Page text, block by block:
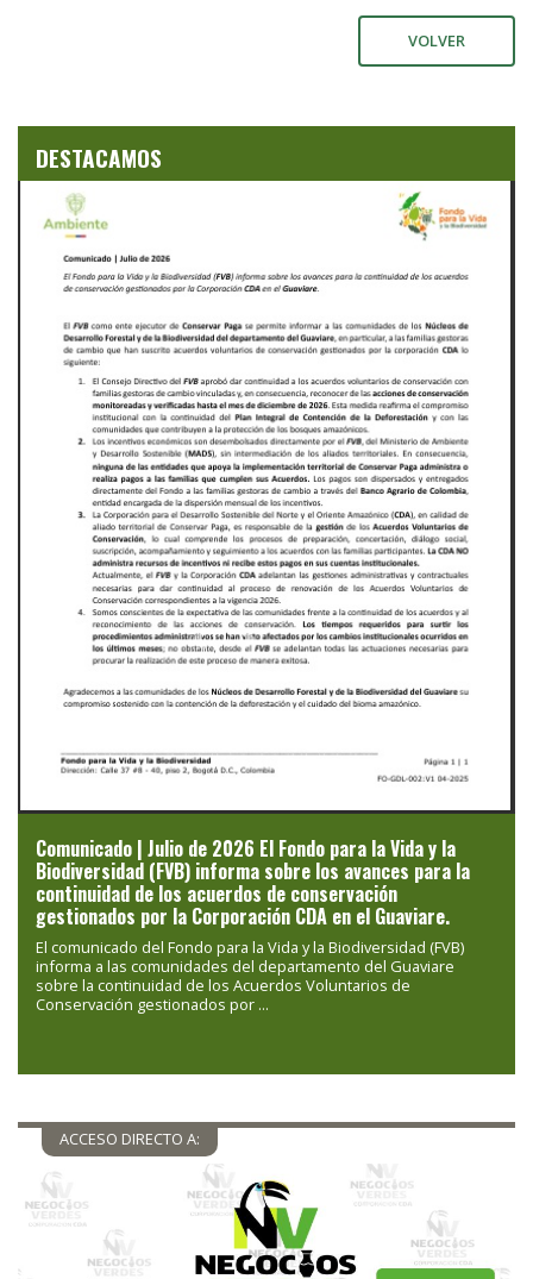
VOLVER
DESTACAMOS
Comunicado | Julio de 2026 El Fondo para la Vida y la
Biodiversidad (FVB) informa sobre los avances para la
continuidad de los acuerdos de conservación
gestionados por la Corporación CDA en el Guaviare.
El comunicado del Fondo para la Vida y la Biodiversidad (FVB)
informa a las comunidades del departamento del Guaviare
sobre la continuidad de los Acuerdos Voluntarios de
Conservación gestionados por ...
PreviousNext
ACCESO DIRECTO A: